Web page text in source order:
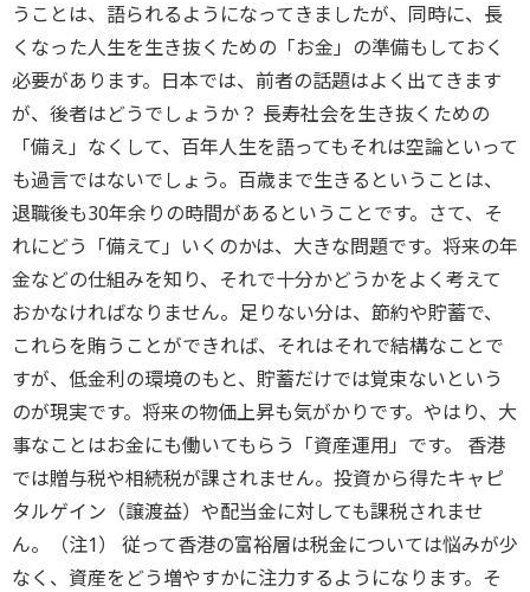
うことは、語られるようになってきましたが、同時に、長
くなった人生を生き抜くための「お金」の準備もしておく
必要があります。日本では、前者の話題はよく出てきます
が、後者はどうでしょうか？ 長寿社会を生き抜くための
「備え」なくして、百年人生を語ってもそれは空論といって
も過言ではないでしょう。百歳まで生きるということは、
退職後も30年余りの時間があるということです。さて、そ
れにどう「備えて」いくのかは、大きな問題です。将来の年
金などの仕組みを知り、それで十分かどうかをよく考えて
おかなければなりません。足りない分は、節約や貯蓄で、
これらを賄うことができれば、それはそれで結構なことで
すが、低金利の環境のもと、貯蓄だけでは覚束ないという
のが現実です。将来の物価上昇も気がかりです。やはり、大
事なことはお金にも働いてもらう「資産運用」です。 香港
では贈与税や相続税が課されません。投資から得たキャピ
タルゲイン（譲渡益）や配当金に対しても課税されませ
ん。（注1） 従って香港の富裕層は税金については悩みが少
なく、資産をどう増やすかに注力するようになります。そ